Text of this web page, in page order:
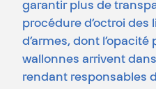
garantir plus de
procédure d’octroi des
d’armes, dont
wallonnes arrivent
rendant responsables